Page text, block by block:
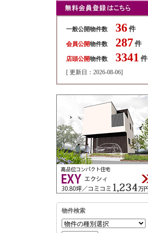
一般公開物件数 36 件
会員公開物件数 287 件
店頭公開物件数 3341 件
[ 更新日：2026-08-06]
物件検索